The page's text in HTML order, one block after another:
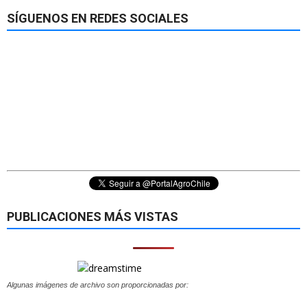
SÍGUENOS EN REDES SOCIALES
PUBLICACIONES MÁS VISTAS
Algunas imágenes de archivo son proporcionadas por: